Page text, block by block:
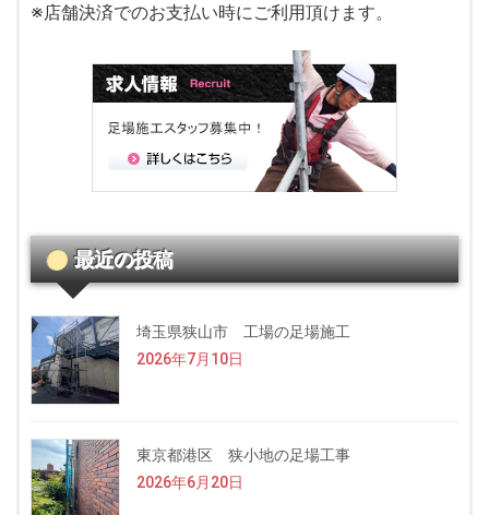
※店舗決済でのお支払い時にご利用頂けます。
最近の投稿
埼玉県狭山市 工場の足場施工
2026年7月10日
東京都港区 狭小地の足場工事
2026年6月20日